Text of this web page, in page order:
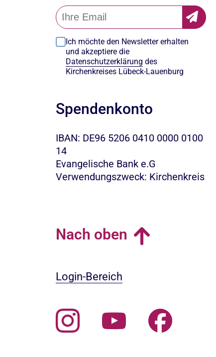
Ich möchte den Newsletter erhalten
und akzeptiere die
Datenschutzerklärung des
Kirchenkreises Lübeck-Lauenburg
Spendenkonto
IBAN: DE96 5206 0410 0000 0100
14
Evangelische Bank e.G
Verwendungszweck: Kirchenkreis
Nach oben
Login-Bereich